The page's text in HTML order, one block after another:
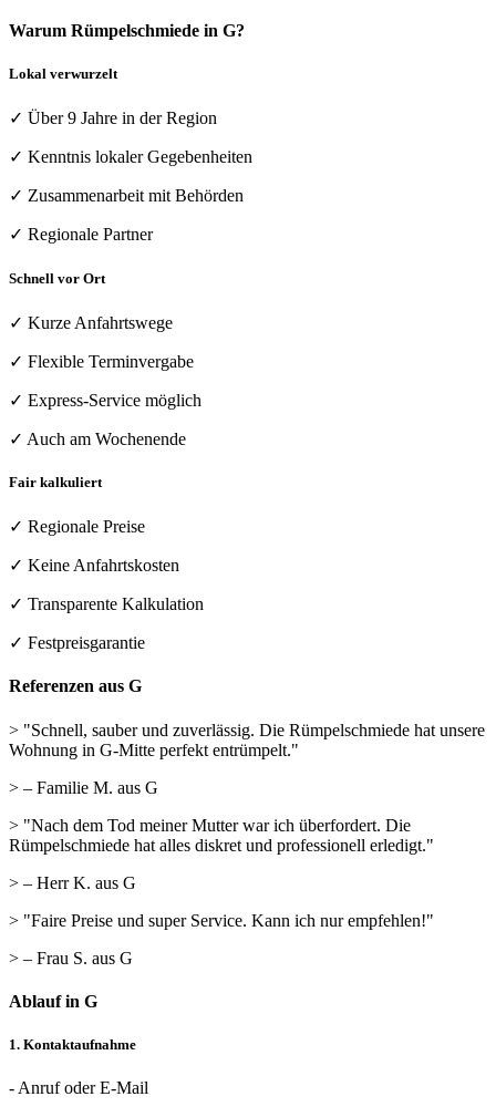
Warum Rümpelschmiede in G?
Lokal verwurzelt
✓ Über 9 Jahre in der Region
✓ Kenntnis lokaler Gegebenheiten
✓ Zusammenarbeit mit Behörden
✓ Regionale Partner
Schnell vor Ort
✓ Kurze Anfahrtswege
✓ Flexible Terminvergabe
✓ Express-Service möglich
✓ Auch am Wochenende
Fair kalkuliert
✓ Regionale Preise
✓ Keine Anfahrtskosten
✓ Transparente Kalkulation
✓ Festpreisgarantie
Referenzen aus G
> "Schnell, sauber und zuverlässig. Die Rümpelschmiede hat unsere
Wohnung in G-Mitte perfekt entrümpelt."
> – Familie M. aus G
> "Nach dem Tod meiner Mutter war ich überfordert. Die
Rümpelschmiede hat alles diskret und professionell erledigt."
> – Herr K. aus G
> "Faire Preise und super Service. Kann ich nur empfehlen!"
> – Frau S. aus G
Ablauf in G
1. Kontaktaufnahme
- Anruf oder E-Mail